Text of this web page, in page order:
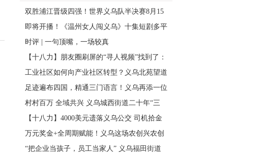
双胜浦江晋级四强！世界义乌队半决赛8月15
日主场开打
即将开播！《温州女人闯义乌》十集短剧多平
台同步上线
时评 | 一句顶嘴，一场较真
【十八力】朋友圈刷屏的“寻人视频”找到了：
那个递出雨衣的义乌排水人，原来是他
工业社区如何向产业社区转型？义乌北苑望道
社区将IP作为“金钥匙”
足迹遍布四国，精通三门语言！义乌再添一位
外籍医生
村村百万 全域共兴 义乌城西街道二十年“三
地”实践，绘就产业共富新图景
【十八力】4000美元遗落义乌公交 司机拾金
不昧获外国客商点赞
万元奖金+全周期赋能！义乌这场农创兴农创
业大赛开启报名
“把企业当孩子，员工当家人” 义乌福田街道